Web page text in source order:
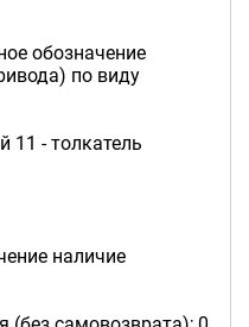
обозначение
по виду
11 - толкатель
наличие